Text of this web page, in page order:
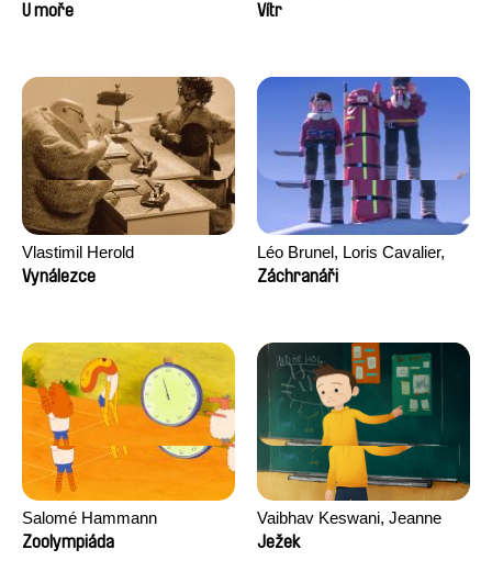
U moře
Vítr
Vlastimil Herold
Vynálezce
Léo Brunel, Loris Cavalier,
Camille Jalabert, Oscar Malet
Záchranáři
Salomé Hammann
Zoolympiáda
Vaibhav Keswani, Jeanne
Laureau, Colombine Majou,
Ježek